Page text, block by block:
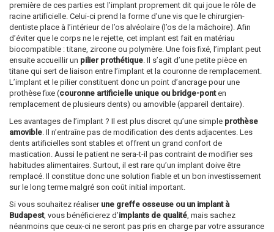
première de ces parties est l’implant proprement dit qui joue le rôle de
racine artificielle. Celui-ci prend la forme d’une vis que le chirurgien-
dentiste place à l’intérieur de l’os alvéolaire (l’os de la mâchoire). Afin
d’éviter que le corps ne le rejette, cet implant est fait en matériau
biocompatible : titane, zircone ou polymère. Une fois fixé, l’implant peut
ensuite accueillir un pilier prothétique. Il s’agit d’une petite pièce en
titane qui sert de liaison entre l’implant et la couronne de remplacement.
L’implant et le pilier constituent donc un point d’ancrage pour une
prothèse fixe (couronne artificielle unique ou bridge-ponten
remplacement de plusieurs dents) ou amovible (appareil dentaire).
Les avantages de l’implant ? Il est plus discret qu’une simple prothèse
amovible. Il n’entraîne pas de modification des dents adjacentes. Les
dents artificielles sont stables et offrent un grand confort de
mastication. Aussi le patient ne sera-t-il pas contraint de modifier ses
habitudes alimentaires. Surtout, il est rare qu’un implant doive être
remplacé. Il constitue donc une solution fiable et un bon investissement
sur le long terme malgré son coût initial important.
Si vous souhaitez réaliser une greffe osseuse ou un implant à
Budapest, vous bénéficierez d’implants de qualité, mais sachez
néanmoins que ceux-ci ne seront pas pris en charge par votre assurance